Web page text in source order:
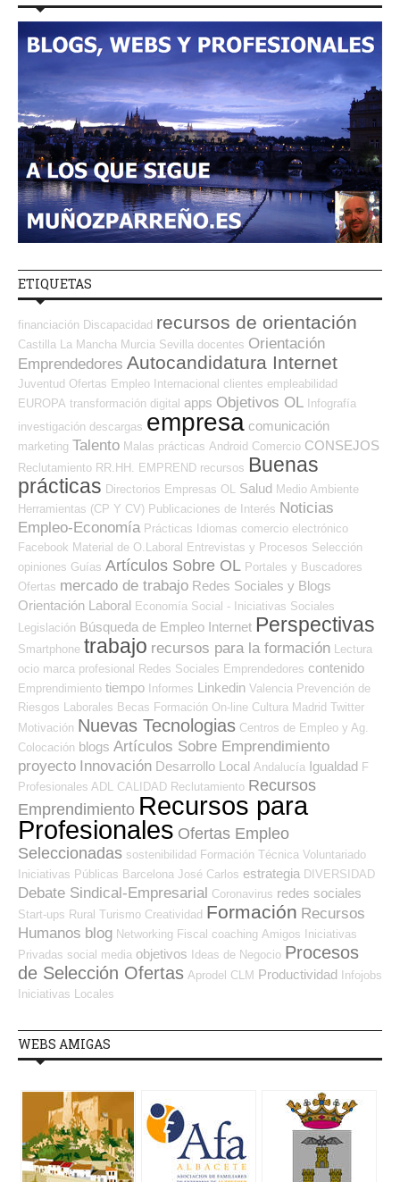
ETIQUETAS
financiación Discapacidad recursos de orientación
Castilla La Mancha Murcia Sevilla docentes Orientación
Emprendedores Autocandidatura Internet
Juventud Ofertas Empleo Internacional clientes empleabilidad
EUROPA transformación digital apps Objetivos OL Infografía
investigación descargas empresa comunicación
marketing Talento Malas prácticas Android Comercio CONSEJOS
Reclutamiento RR.HH. EMPREND recursos Buenas
prácticas Directorios Empresas OL Salud Medio Ambiente
Herramientas (CP Y CV) Publicaciones de Interés Noticias
Empleo-Economía Prácticas Idiomas comercio electrónico
Facebook Material de O.Laboral Entrevistas y Procesos Selección
opiniones Guías Artículos Sobre OL Portales y Buscadores
Ofertas mercado de trabajo Redes Sociales y Blogs
Orientación Laboral Economía Social - Iniciativas Sociales
Legislación Búsqueda de Empleo Internet Perspectivas
Smartphone trabajo recursos para la formación Lectura
ocio marca profesional Redes Sociales Emprendedores contenido
Emprendimiento tiempo Informes Linkedin Valencia Prevención de
Riesgos Laborales Becas Formación On-line Cultura Madrid Twitter
Motivación Nuevas Tecnologias Centros de Empleo y Ag.
Colocación blogs Artículos Sobre Emprendimiento
proyecto Innovación Desarrollo Local Andalucía Igualdad F
Profesionales ADL CALIDAD Reclutamiento Recursos
Emprendimiento Recursos para
Profesionales Ofertas Empleo
Seleccionadas sostenibilidad Formación Técnica Voluntariado
Iniciativas Públicas Barcelona José Carlos estrategia DIVERSIDAD
Debate Sindical-Empresarial Coronavirus redes sociales
Start-ups Rural Turismo Creatividad Formación Recursos
Humanos blog Networking Fiscal coaching Amigos
Iniciativas
Privadas social media objetivos Ideas de Negocio Procesos
de Selección Ofertas Aprodel CLM Productividad Infojobs
Iniciativas Locales
WEBS AMIGAS